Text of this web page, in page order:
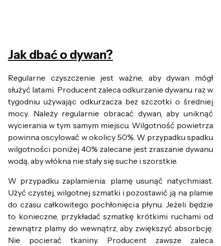
Jak dbać o dywan?
Regularne czyszczenie jest ważne, aby dywan mógł
służyć latami. Producent zaleca odkurzanie dywanu raz w
tygodniu używając odkurzacza bez szczotki o średniej
mocy. Należy regularnie obracać dywan, aby uniknąć
wycierania w tym samym miejscu. Wilgotność powietrza
powinna oscylować w okolicy 50%. W przypadku spadku
wilgotności poniżej 40% zalecane jest zraszanie dywanu
wodą, aby włókna nie stały się suche i szorstkie.
W przypadku zaplamienia: plamę usunąć natychmiast.
Użyć czystej, wilgotnej szmatki i pozostawić ją na plamie
do czasu całkowitego pochłonięcia płynu. Jeżeli będzie
to konieczne, przykładać szmatkę krótkimi ruchami od
zewnątrz plamy do wewnątrz, aby zwiększyć absorbcję.
Nie pocierać tkaniny. Producent zawsze zaleca